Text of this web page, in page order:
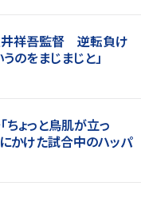
井祥吾監督 逆転負け
のをまじまじと」
ちょっと鳥肌が立っ
かけた試合中のハッパ